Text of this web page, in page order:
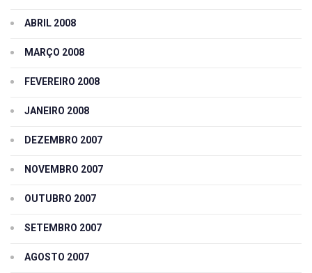
ABRIL 2008
MARÇO 2008
FEVEREIRO 2008
JANEIRO 2008
DEZEMBRO 2007
NOVEMBRO 2007
OUTUBRO 2007
SETEMBRO 2007
AGOSTO 2007